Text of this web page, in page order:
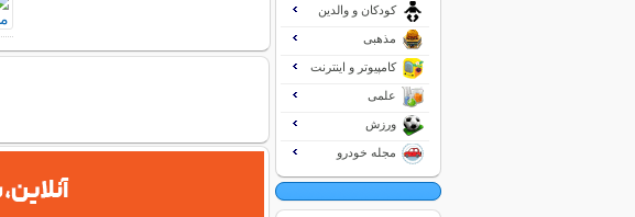
کودکان و والدین
مذهبی
کامپیوتر و اینترنت
علمی
ورزش
مجله خودرو